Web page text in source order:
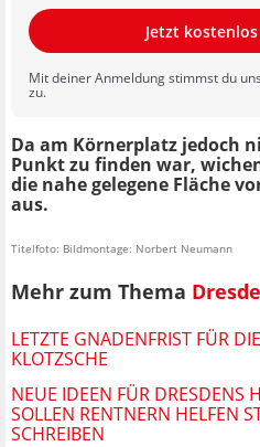
Jetzt
Mit deiner Anmeldung stimmst du
zu.
Da am Körnerplatz jedoch
Punkt zu finden war,
die nahe gelegene Fläche
aus.
Titelfoto: Bildmontage: Norbert Neumann
Mehr zum Thema
LETZTE GNADENFRIST FÜR
KLOTZSCHE
NEUE IDEEN FÜR DRESDENS
SOLLEN RENTNERN HELFEN
SCHREIBEN